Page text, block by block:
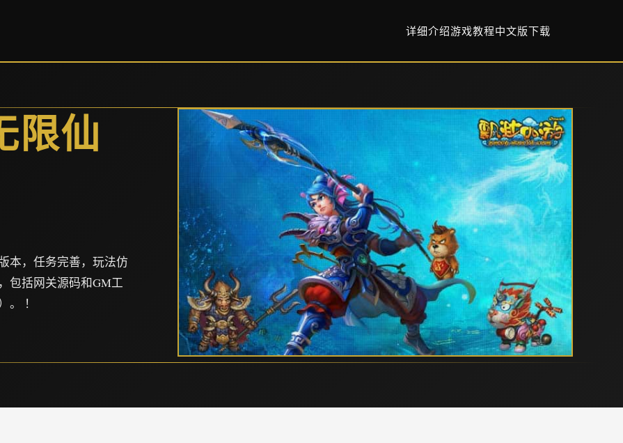
详细介绍游戏教程中文版下载
限仙
本，任务完善，玩法仿
包括网关源码和GM工
！